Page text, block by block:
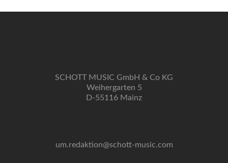
SCHOTT MUSIC GmbH & Co KG
Weihergarten 5
D-55116 Mainz
um.redaktion@schott-music.com